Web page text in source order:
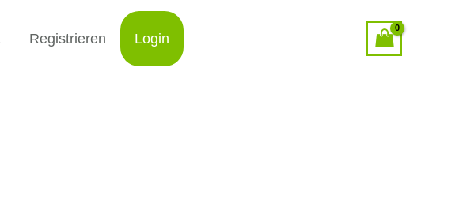
Registrieren Login